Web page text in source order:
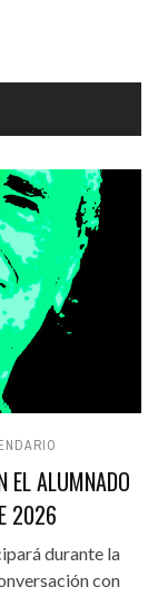
EL ALUMNADO
2026
durante la
con